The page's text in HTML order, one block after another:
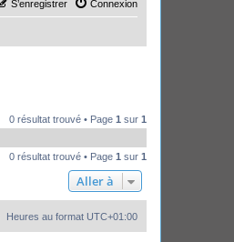
Connexion
S’enregistrer
0 résultat trouvé • Page 1 sur 1
0 résultat trouvé • Page 1 sur 1
Aller à
Heures au format UTC+01:00